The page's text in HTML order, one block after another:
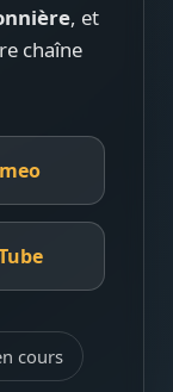
, et
chaîne
cours